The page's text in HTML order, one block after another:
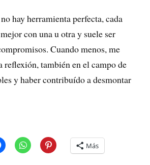
hay herramienta perfecta, cada
con una u otra y suele ser
Cuando menos, me
reflexión, también en el campo de
y haber contribuído a desmontar
Más